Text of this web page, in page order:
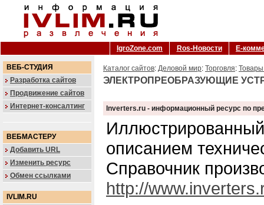
IgroZone.com Ros-Новости Е-
ВЕБ-СТУДИЯ
Разработка сайтов
Продвижение сайтов
Интернет-консалтинг
ВЕБМАСТЕРУ
Добавить URL
Изменить ресурс
Обмен ссылками
IVLIM.RU
Каталог сайтов: Деловой мир: Торговля: Товары
ЭЛЕКТРОПРЕОБРАЗУЮЩИЕ
Inverters.ru - информационный ресурс по
Иллюстрированный
описанием
Справочник
http://